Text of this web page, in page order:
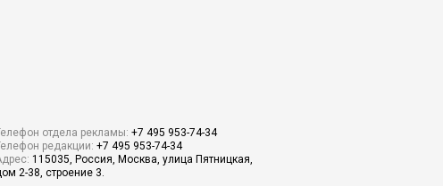
отдела рекламы: +7 495 953-74-34
редакции: +7 495 953-74-34
115035, Россия, Москва, улица Пятницкая,
2-38, строение 3.